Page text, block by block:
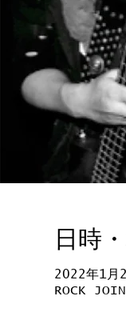
日時
2022年1
ROCK